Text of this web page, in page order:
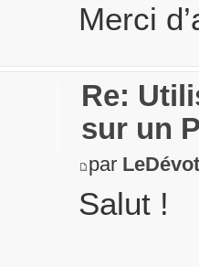
Merci
Re:
sur un
par
Salut !